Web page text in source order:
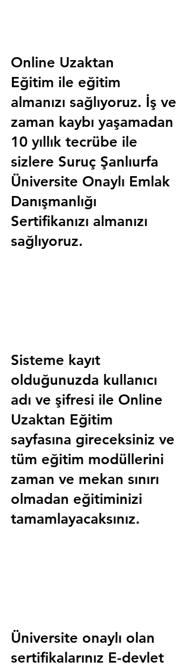
Online Uzaktan
Eğitim ile eğitim
almanızı sağlıyoruz. İş ve
zaman kaybı yaşamadan
10 yıllık tecrübe ile
sizlere Suruç Şanlıurfa
Üniversite Onaylı Emlak
Danışmanlığı
Sertifikanızı almanızı
sağlıyoruz.
Sisteme kayıt
olduğunuzda kullanıcı
adı ve şifresi ile Online
Uzaktan Eğitim
sayfasına gireceksiniz ve
tüm eğitim modüllerini
zaman ve mekan sınırı
olmadan eğitiminizi
tamamlayacaksınız.
Üniversite onaylı olan
sertifikalarınız E-devlet